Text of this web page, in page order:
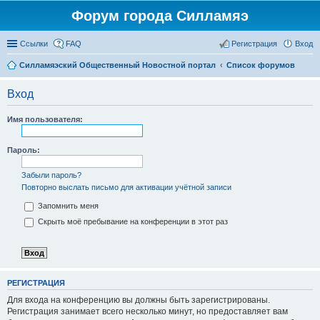
Форум города Силламяэ
Ссылки FAQ Вход
Регистрация
Силламяэский Общественный Новостной портал Список форумов
Вход
Имя пользователя:
Пароль:
Забыли пароль?
Повторно выслать письмо для активации учётной записи
Запомнить меня
Скрыть моё пребывание на конференции в этот раз
РЕГИСТРАЦИЯ
Для входа на конференцию вы должны быть зарегистрированы.
Регистрация занимает всего несколько минут, но предоставляет вам